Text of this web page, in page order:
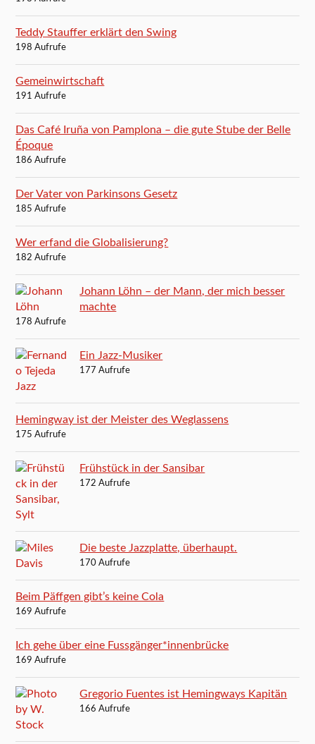
Teddy Stauffer erklärt den Swing
198 Aufrufe
Gemeinwirtschaft
191 Aufrufe
Das Café Iruña von Pamplona – die gute Stube der Belle
Époque
186 Aufrufe
Der Vater von Parkinsons Gesetz
185 Aufrufe
Wer erfand die Globalisierung?
182 Aufrufe
Johann Löhn – der Mann, der mich besser
machte
178 Aufrufe
Ein Jazz-Musiker
177 Aufrufe
Hemingway ist der Meister des Weglassens
175 Aufrufe
Frühstück in der Sansibar
172 Aufrufe
Die beste Jazzplatte, überhaupt.
170 Aufrufe
Beim Päffgen gibt’s keine Cola
169 Aufrufe
Ich gehe über eine Fussgänger*innenbrücke
169 Aufrufe
Gregorio Fuentes ist Hemingways Kapitän
166 Aufrufe